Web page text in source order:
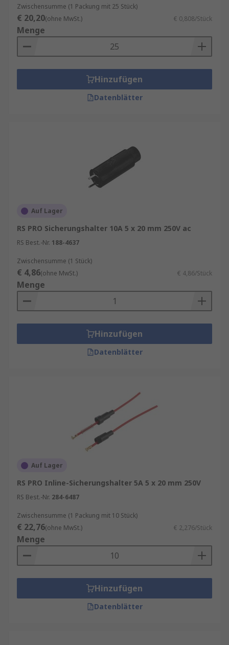
Zwischensumme (1 Packung mit 25 Stück)
€ 20,20(ohne MwSt.) € 0,808/Stück
Menge
Hinzufügen
Datenblätter
Auf Lager
RS PRO Sicherungshalter 10A 5 x 20 mm 250V ac
RS Best.-Nr. 188-4637
Zwischensumme (1 Stück)
€ 4,86(ohne MwSt.) € 4,86/Stück
Menge
Hinzufügen
Datenblätter
Auf Lager
RS PRO Inline-Sicherungshalter 5A 5 x 20 mm 250V
RS Best.-Nr. 284-6487
Zwischensumme (1 Packung mit 10 Stück)
€ 22,76(ohne MwSt.) € 2,276/Stück
Menge
Hinzufügen
Datenblätter